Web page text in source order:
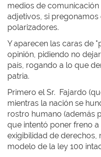
medios de
adjetivos, si pregonamos
polarizadores.
Y aparecen las caras de
opinión, pidiendo no
país, rogando a lo que
patria.
Primero el Sr. Fajardo
mientras la nación se
rostro humano (además
que intentó poner freno
exigibilidad de derechos,
modelo de la ley 100